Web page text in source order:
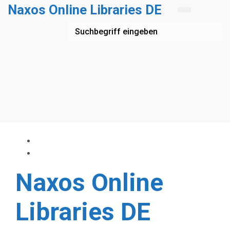
Zum Hauptinhalt springen
Naxos Online Libraries DE
Naxos Online
Libraries DE